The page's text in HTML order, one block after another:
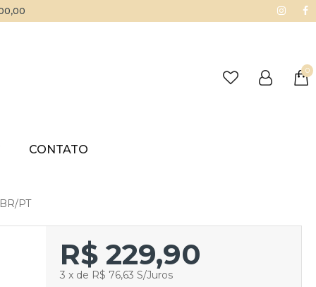
0
CONTATO
PT
R$ 229,90
3 x de R$ 76,63 S/Juros